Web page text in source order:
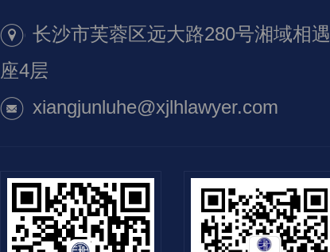
长沙市芙蓉区远大路280号湘域相
座4层
xiangjunluhe@xjlhlawyer.com